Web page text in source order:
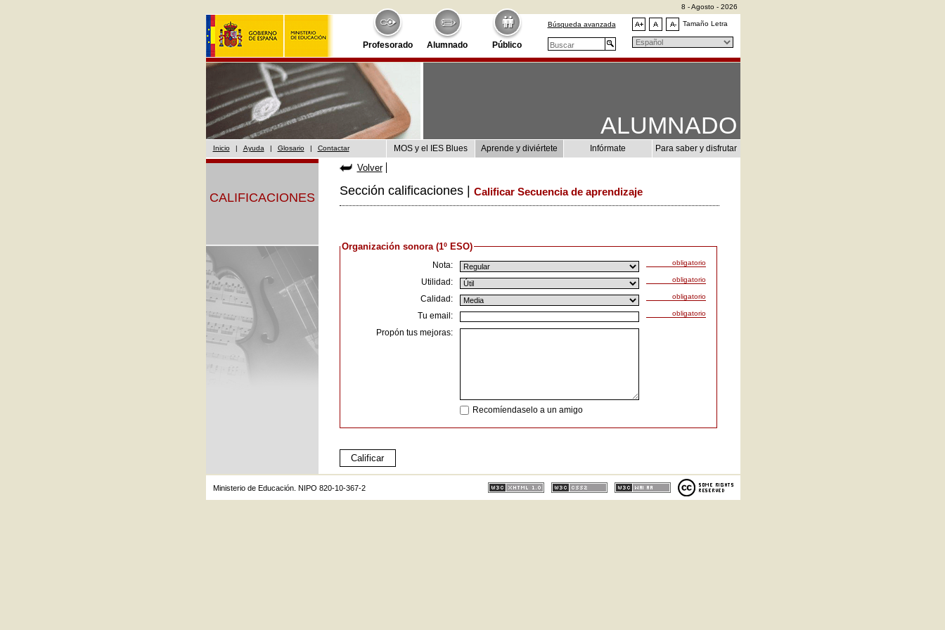
Profesorado Alumnado Público
8 - Agosto - 2026
Búsqueda avanzada Tamaño Letra
ALUMNADO
Inicio | Ayuda | Glosario | Contactar MOS y el IES Blues Aprende y diviértete Infórmate Para saber y disfrutar
CALIFICACIONES
Volver
Sección calificaciones | Calificar Secuencia de aprendizaje
Organización sonora (1º ESO)
Nota: obligatorio
Utilidad: obligatorio
Calidad: obligatorio
Tu email: obligatorio
Propón tus mejoras:
Recomíendaselo a un amigo
Ministerio de Educación. NIPO 820-10-367-2